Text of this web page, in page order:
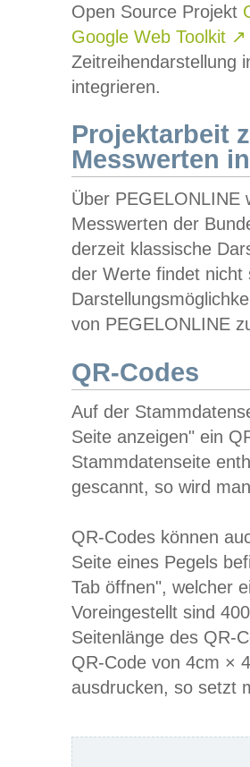
Open Source Projekt
Google Web Toolkit ↗
Zeitreihendarstellung
integrieren.
Projektarbeit
Messwerten
Über PEGELONLINE
Messwerten der
derzeit klassische
der Werte findet
von PEGELONLINE
QR-Codes
Auf der
Seite anzeigen" ein
Stammdatenseite
gescannt, so wird
QR-Codes können
Seite eines Pegels
Tab öffnen", welcher
Voreingestellt sind
Seitenlänge des QR-
QR-Code von 4cm ×
ausdrucken, so setzt